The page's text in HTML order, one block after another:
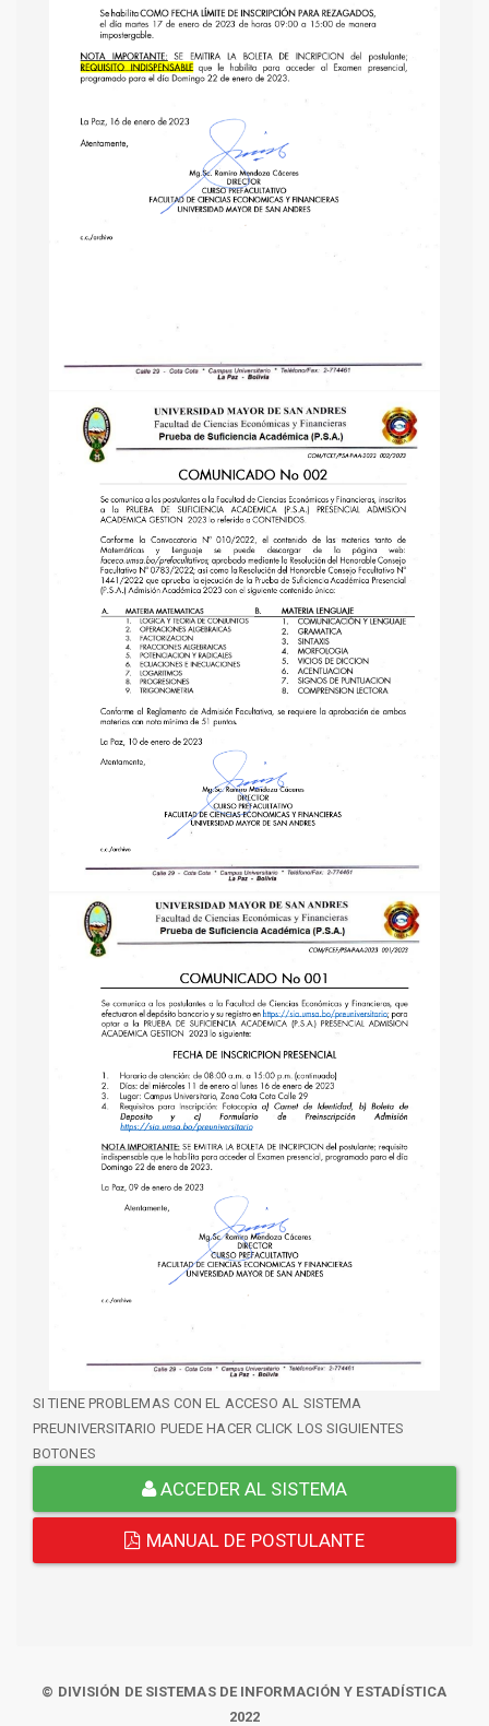
SI TIENE PROBLEMAS CON EL ACCESO AL SISTEMA
PREUNIVERSITARIO PUEDE HACER CLICK LOS SIGUIENTES
BOTONES
ACCEDER AL SISTEMA
MANUAL DE POSTULANTE
© DIVISIÓN DE SISTEMAS DE INFORMACIÓN Y ESTADÍSTICA
2022